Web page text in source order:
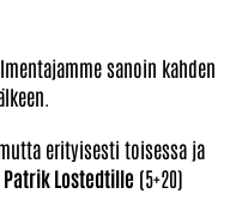
sanoin kahden
erityisesti toisessa ja
Patrik Lostedtille (5+20)